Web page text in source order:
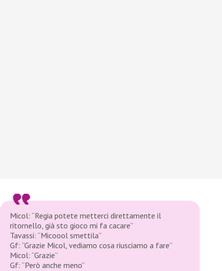
Micol: “Regia potete metterci direttamente il
ritornello, già sto gioco mi fa cacare”
Tavassi: “Micoool smettila”
Gf: “Grazie Micol, vediamo cosa riusciamo a fare”
Micol: “Grazie”
Gf: “Però anche meno”